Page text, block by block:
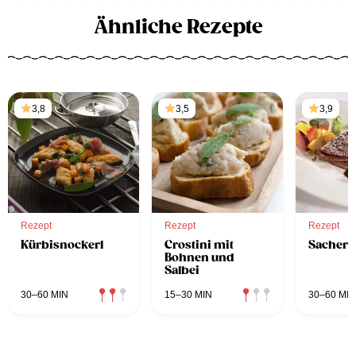
Ähnliche Rezepte
3,8
Rezept
Kürbisnockerl
30–60 MIN
3,5
Rezept
Crostini mit
Bohnen und
Salbei
15–30 MIN
3,9
Rezept
30–60 MIN